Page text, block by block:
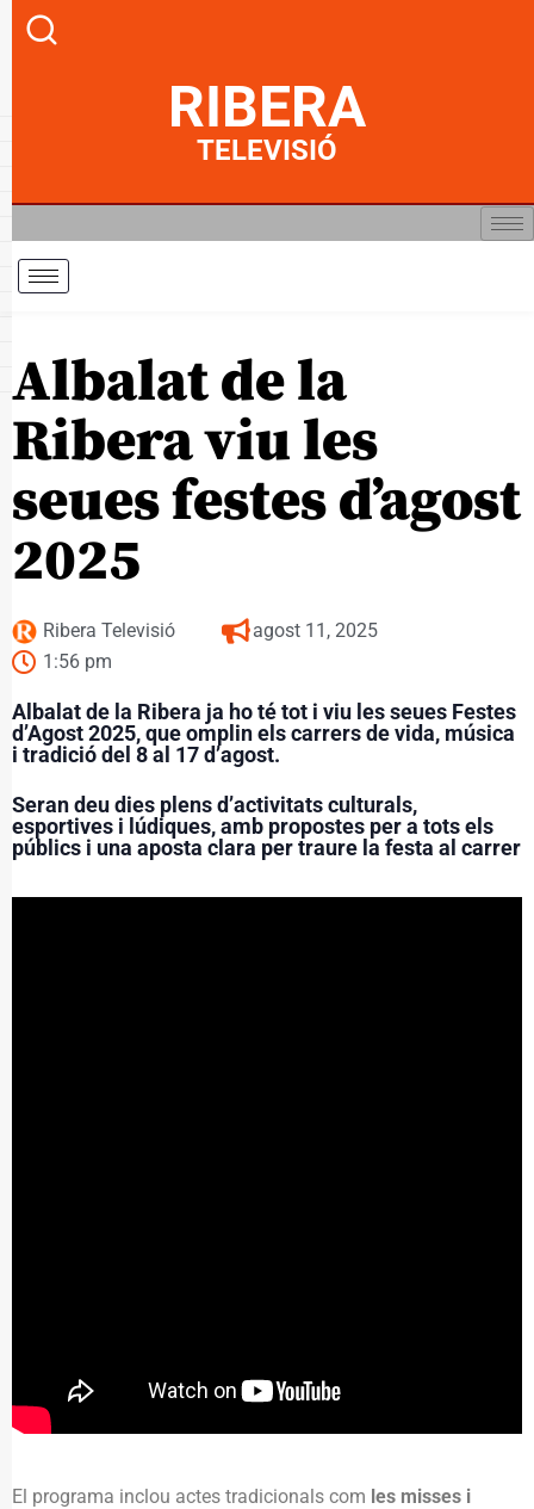
RIBERA
TELEVISIÓ
Albalat de la
Ribera viu les
seues festes d’agost
2025
Ribera Televisió
agost 11, 2025
1:56 pm
Albalat de la Ribera ja ho té tot i viu les seues Festes
d’Agost 2025, que omplin els carrers de vida, música
i tradició del 8 al 17 d’agost.
Seran deu dies plens d’activitats culturals,
esportives i lúdiques, amb propostes per a tots els
públics i una aposta clara per traure la festa al carrer
El programa inclou actes tradicionals com les misses i